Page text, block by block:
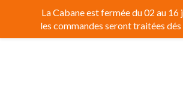
contenu
La Cabane est fermée du 02 au 16
les commandes seront traitées